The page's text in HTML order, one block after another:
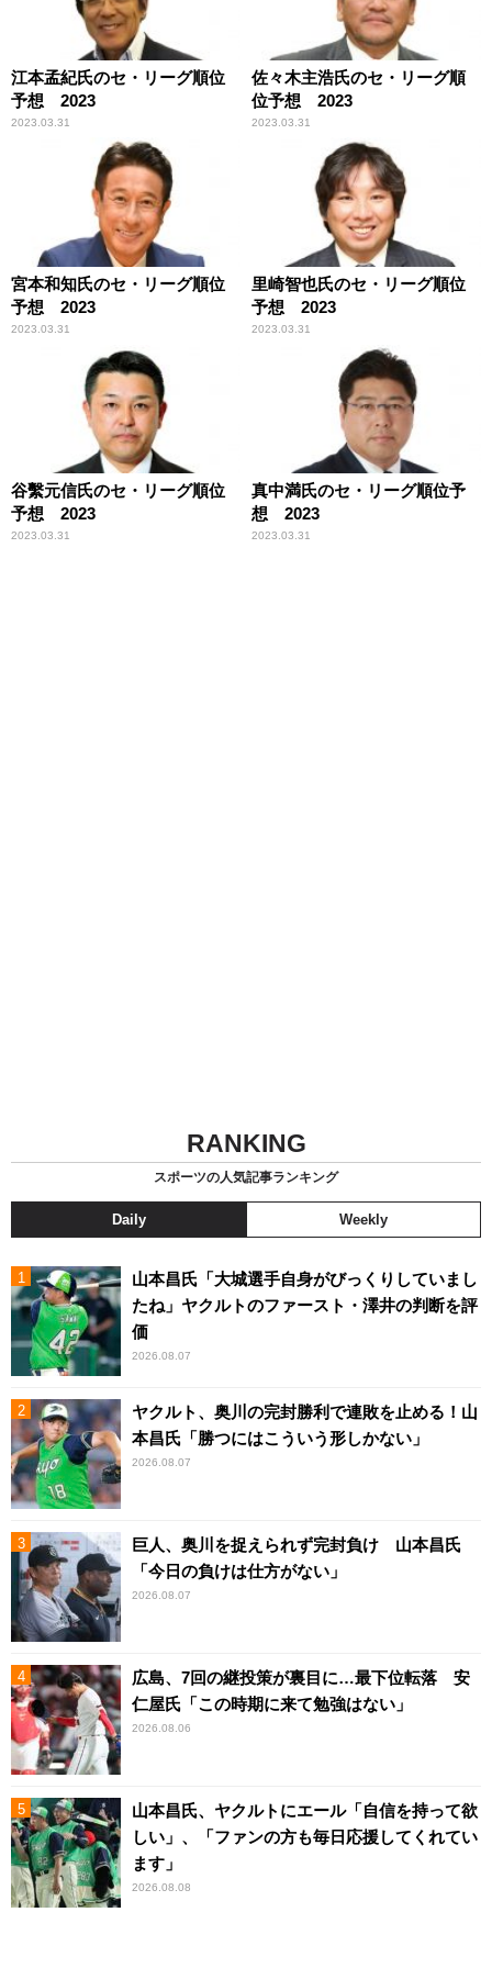
江本孟紀氏のセ・リーグ順位
予想 2023
2023.03.31
佐々木主浩氏のセ・リーグ順
位予想 2023
2023.03.31
宮本和知氏のセ・リーグ順位
予想 2023
2023.03.31
里崎智也氏のセ・リーグ順位
予想 2023
2023.03.31
谷繫元信氏のセ・リーグ順位
予想 2023
2023.03.31
真中満氏のセ・リーグ順位予
想 2023
2023.03.31
RANKING
スポーツの人気記事ランキング
Daily Weekly
山本昌氏「大城選手自身がびっくりしていまし
たね」ヤクルトのファースト・澤井の判断を評
価
2026.08.07
ヤクルト、奥川の完封勝利で連敗を止める！山
本昌氏「勝つにはこういう形しかない」
2026.08.07
巨人、奥川を捉えられず完封負け 山本昌氏
「今日の負けは仕方がない」
2026.08.07
広島、7回の継投策が裏目に…最下位転落 安
仁屋氏「この時期に来て勉強はない」
2026.08.06
山本昌氏、ヤクルトにエール「自信を持って欲
しい」、「ファンの方も毎日応援してくれてい
ます」
2026.08.08